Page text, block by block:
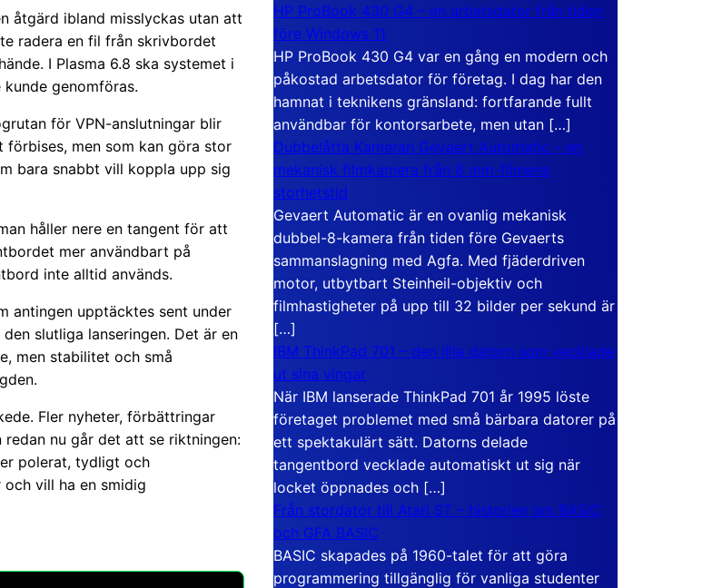
åtgärd ibland misslyckas utan att
radera en fil från skrivbordet
I Plasma 6.8 ska systemet i
genomföras.
för VPN-anslutningar blir
men som kan göra stor
bara snabbt vill koppla upp sig
håller nere en tangent för att
mer användbart på
inte alltid används.
antingen upptäcktes sent under
slutliga lanseringen. Det är en
men stabilitet och små
Fler nyheter, förbättringar
nu går det att se riktningen:
polerat, tydligt och
vill ha en smidig
HP ProBook 430 G4 – en arbetsdator från tiden
före Windows 11
HP ProBook 430 G4 var en gång en modern och
påkostad arbetsdator för företag. I dag har den
hamnat i teknikens gränsland: fortfarande fullt
användbar för kontorsarbete, men utan […]
Dubbelåtta Kameran Gevaert Automatic – en
mekanisk filmkamera från 8 mm-filmens
storhetstid
Gevaert Automatic är en ovanlig mekanisk
dubbel-8-kamera från tiden före Gevaerts
sammanslagning med Agfa. Med fjäderdriven
motor, utbytbart Steinheil-objektiv och
filmhastigheter på upp till 32 bilder per sekund är
[…]
IBM ThinkPad 701 – den lilla datorn som vecklade
ut sina vingar
När IBM lanserade ThinkPad 701 år 1995 löste
företaget problemet med små bärbara datorer på
ett spektakulärt sätt. Datorns delade
tangentbord vecklade automatiskt ut sig när
locket öppnades och […]
Från stordator till Atari ST – historien om BASIC
och GFA BASIC
BASIC skapades på 1960-talet för att göra
programmering tillgänglig för vanliga studenter